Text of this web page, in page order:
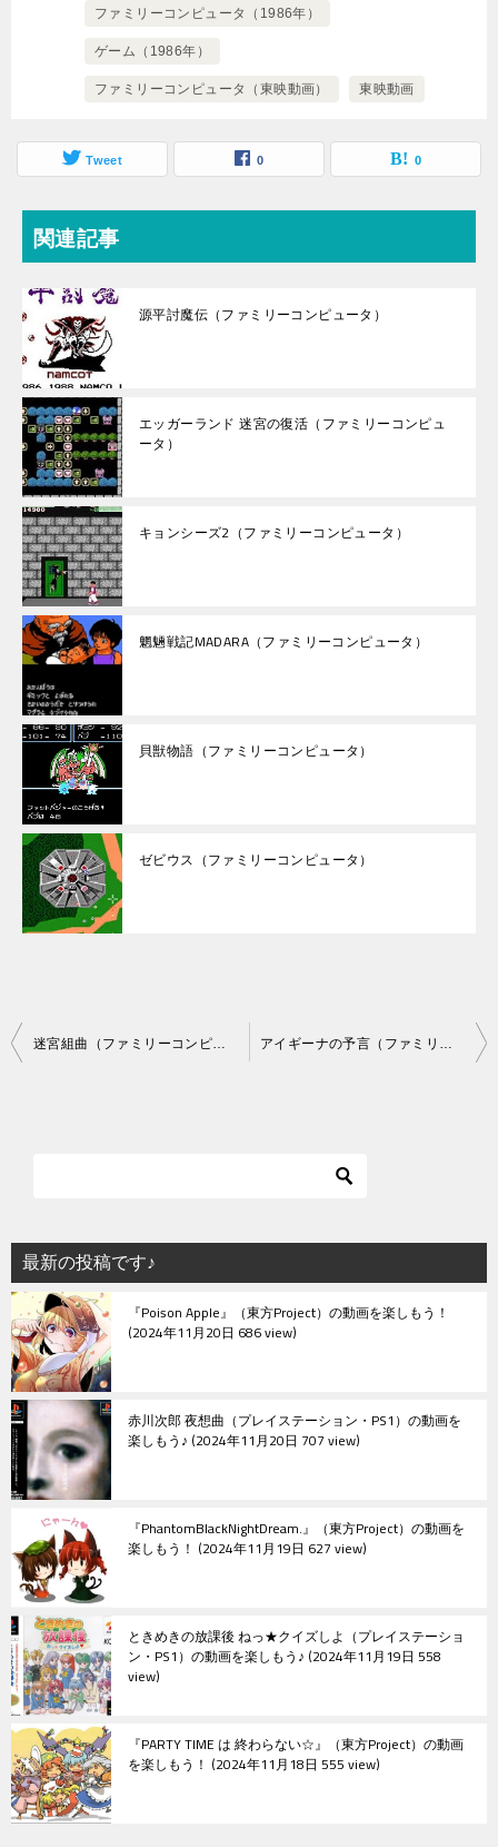
ファミリーコンピュータ（1986年）
ゲーム（1986年）
ファミリーコンピュータ（東映動画） 東映動画
Tweet 0 0
関連記事
源平討魔伝（ファミリーコンピュータ）
エッガーランド 迷宮の復活（ファミリーコンピュ
ータ）
キョンシーズ2（ファミリーコンピュータ）
魍魎戦記MADARA（ファミリーコンピュータ）
貝獣物語（ファミリーコンピュータ）
ゼビウス（ファミリーコンピュータ）
投
シ
ョ
ン
最新の投稿です♪
『Poison Apple』（東方Project）の動画を楽しもう！
2024年11月20日 686 view
赤川次郎 夜想曲（プレイステーション・PS1）の動画を
楽しもう♪ 2024年11月20日 707 view
『PhantomBlackNightDream.』（東方Project）の動画を
楽しもう！ 2024年11月19日 627 view
ときめきの放課後 ねっ★クイズしよ（プレイステーショ
ン・PS1）の動画を楽しもう♪ 2024年11月19日 558
view
『PARTY TIME は 終わらない☆』（東方Project）の動画
を楽しもう！ 2024年11月18日 555 view